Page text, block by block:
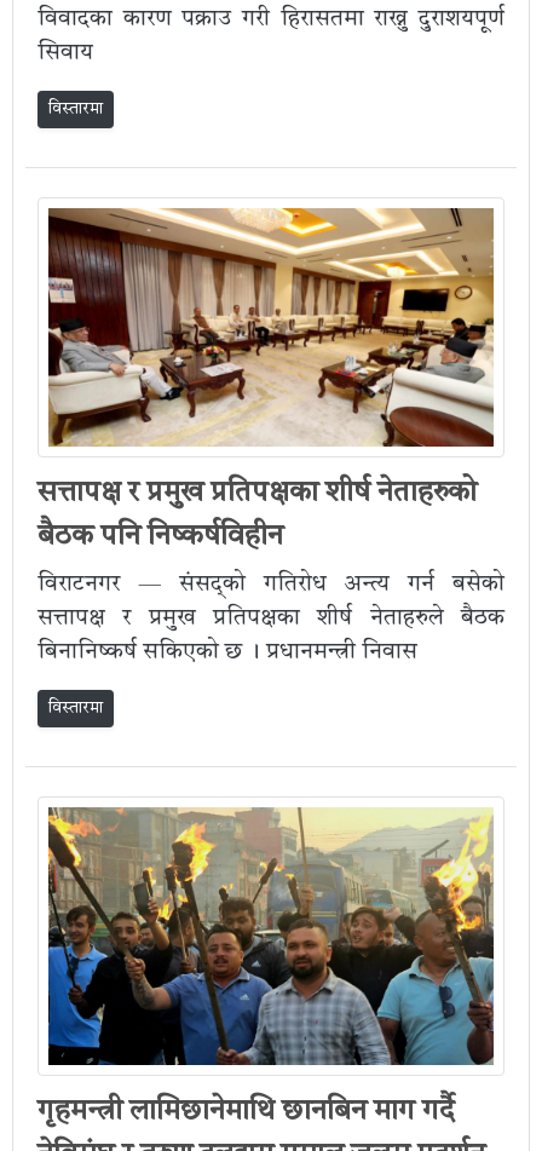
विवादका कारण पक्राउ गरी हिरासतमा राख्नु दुराशयपूर्ण
सिवाय
विस्तारमा
सत्तापक्ष र प्रमुख प्रतिपक्षका शीर्ष नेताहरुको
बैठक पनि निष्कर्षविहीन
विराटनगर — संसद्‌को गतिरोध अन्त्य गर्न बसेको
सत्तापक्ष र प्रमुख प्रतिपक्षका शीर्ष नेताहरुले बैठक
बिनानिष्कर्ष सकिएको छ । प्रधानमन्त्री निवास
विस्तारमा
गृहमन्त्री लामिछानेमाथि छानबिन माग गर्दै